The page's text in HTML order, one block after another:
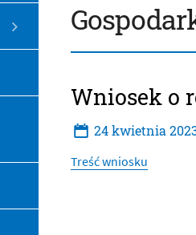
Artykuły
Wniosek o
24kwietnia
Treść wniosku